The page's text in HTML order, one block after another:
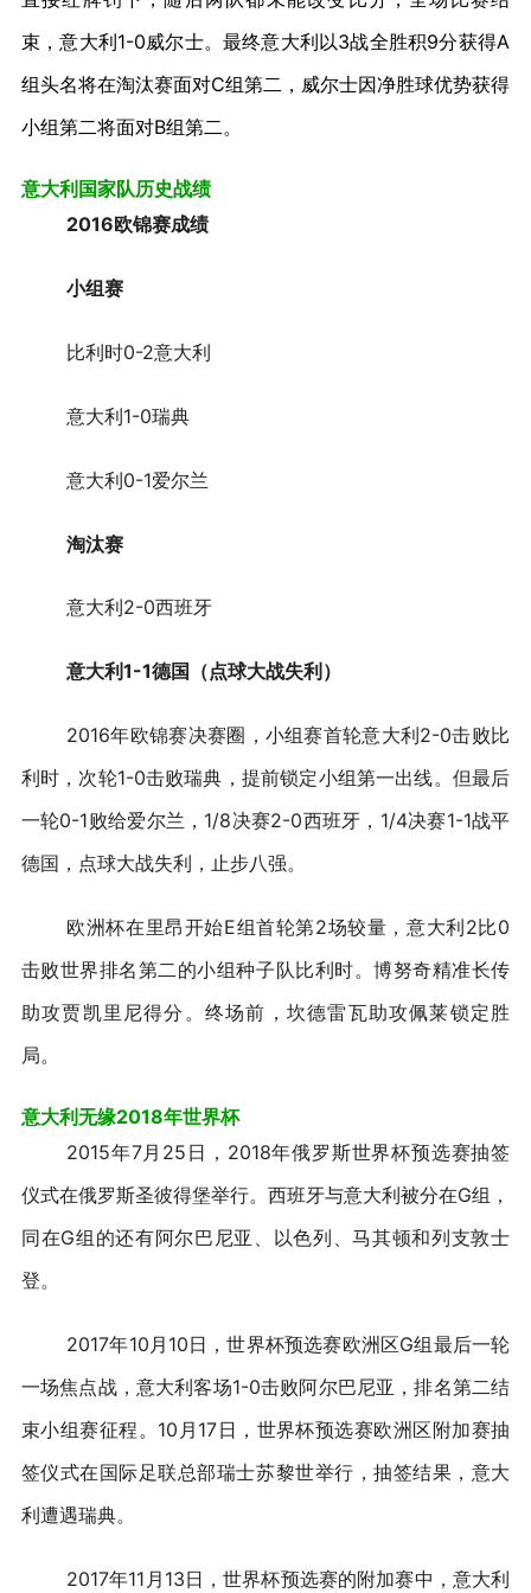
束，意大利1-0威尔士。最终意大利以3战全胜积9分获得A
组头名将在淘汰赛面对C组第二，威尔士因净胜球优势获得
小组第二将面对B组第二。
意大利国家队历史战绩
2016欧锦赛成绩
小组赛
比利时0-2意大利
意大利1-0瑞典
意大利0-1爱尔兰
淘汰赛
意大利2-0西班牙
意大利1-1德国（点球大战失利）
2016年欧锦赛决赛圈，小组赛首轮意大利2-0击败比
利时，次轮1-0击败瑞典，提前锁定小组第一出线。但最后
一轮0-1败给爱尔兰，1/8决赛2-0西班牙，1/4决赛1-1战平
德国，点球大战失利，止步八强。
欧洲杯在里昂开始E组首轮第2场较量，意大利2比0
击败世界排名第二的小组种子队比利时。博努奇精准长传
助攻贾凯里尼得分。终场前，坎德雷瓦助攻佩莱锁定胜
局。
意大利无缘2018年世界杯
2015年7月25日，2018年俄罗斯世界杯预选赛抽签
仪式在俄罗斯圣彼得堡举行。西班牙与意大利被分在G组，
同在G组的还有阿尔巴尼亚、以色列、马其顿和列支敦士
登。
2017年10月10日，世界杯预选赛欧洲区G组最后一轮
一场焦点战，意大利客场1-0击败阿尔巴尼亚，排名第二结
束小组赛征程。10月17日，世界杯预选赛欧洲区附加赛抽
签仪式在国际足联总部瑞士苏黎世举行，抽签结果，意大
利遭遇瑞典。
2017年11月13日，世界杯预选赛的附加赛中，意大利